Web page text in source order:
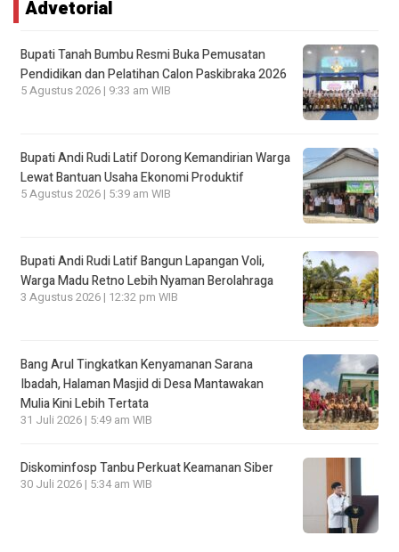
Advetorial
Bupati Tanah Bumbu Resmi Buka Pemusatan
Pendidikan dan Pelatihan Calon Paskibraka 2026
5 Agustus 2026 | 9:33 am WIB
Bupati Andi Rudi Latif Dorong Kemandirian Warga
Lewat Bantuan Usaha Ekonomi Produktif
5 Agustus 2026 | 5:39 am WIB
Bupati Andi Rudi Latif Bangun Lapangan Voli,
Warga Madu Retno Lebih Nyaman Berolahraga
3 Agustus 2026 | 12:32 pm WIB
Bang Arul Tingkatkan Kenyamanan Sarana
Ibadah, Halaman Masjid di Desa Mantawakan
Mulia Kini Lebih Tertata
31 Juli 2026 | 5:49 am WIB
Diskominfosp Tanbu Perkuat Keamanan Siber
30 Juli 2026 | 5:34 am WIB